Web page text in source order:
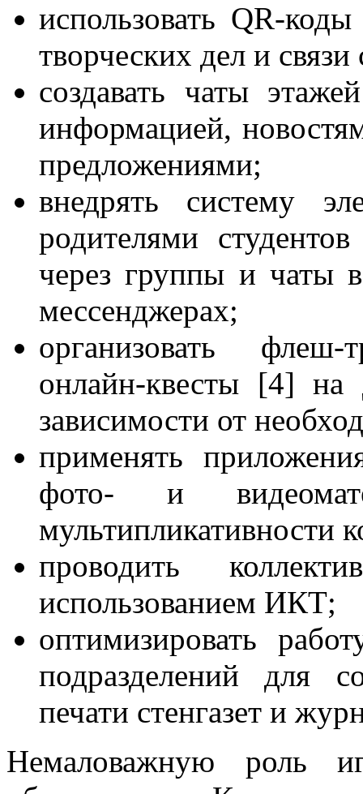
использовать QR-
творческих дел и
создавать чаты
информацией,
предложениями;
внедрять систему
родителями
через группы и чаты
мессенджерах;
организовать
онлайн-квесты [4] на
зависимости от
применять
фото- и
мультипликативности
проводить
использованием ИКТ;
оптимизировать
подразделений для
печати стенгазет и
Немаловажную роль